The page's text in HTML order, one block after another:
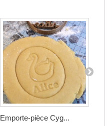
Emporte-pièce Cyg...